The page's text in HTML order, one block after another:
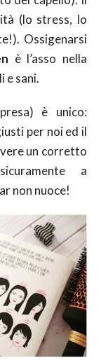
(lo stress, lo
Ossigenarsi
è l’asso nella
e sani.
è unico:
per noi ed il
un corretto
a
non nuoce!